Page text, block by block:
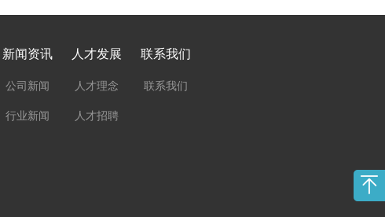
新闻资讯
公司新闻
行业新闻
人才发展
人才理念
人才招聘
联系我们
联系我们